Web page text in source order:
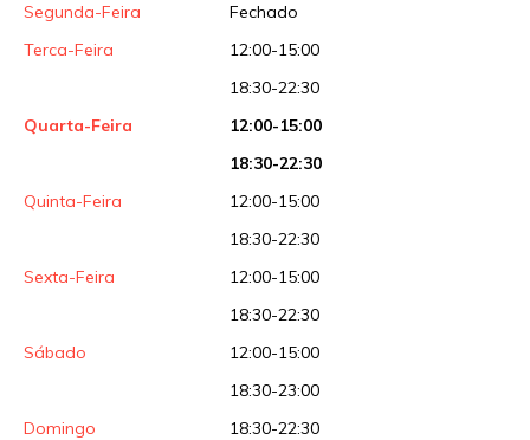
Sua avaliação
Segunda-Feira
Fechado
Terca-Feira
12:00-15:00
18:30-22:30
Quarta-Feira
12:00-15:00
18:30-22:30
Quinta-Feira
12:00-15:00
18:30-22:30
Sexta-Feira
12:00-15:00
18:30-22:30
Sábado
12:00-15:00
18:30-23:00
Domingo
18:30-22:30